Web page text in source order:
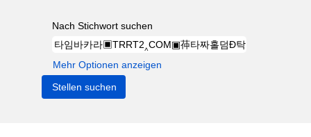
Nach Stichwort suchen
Mehr Optionen anzeigen